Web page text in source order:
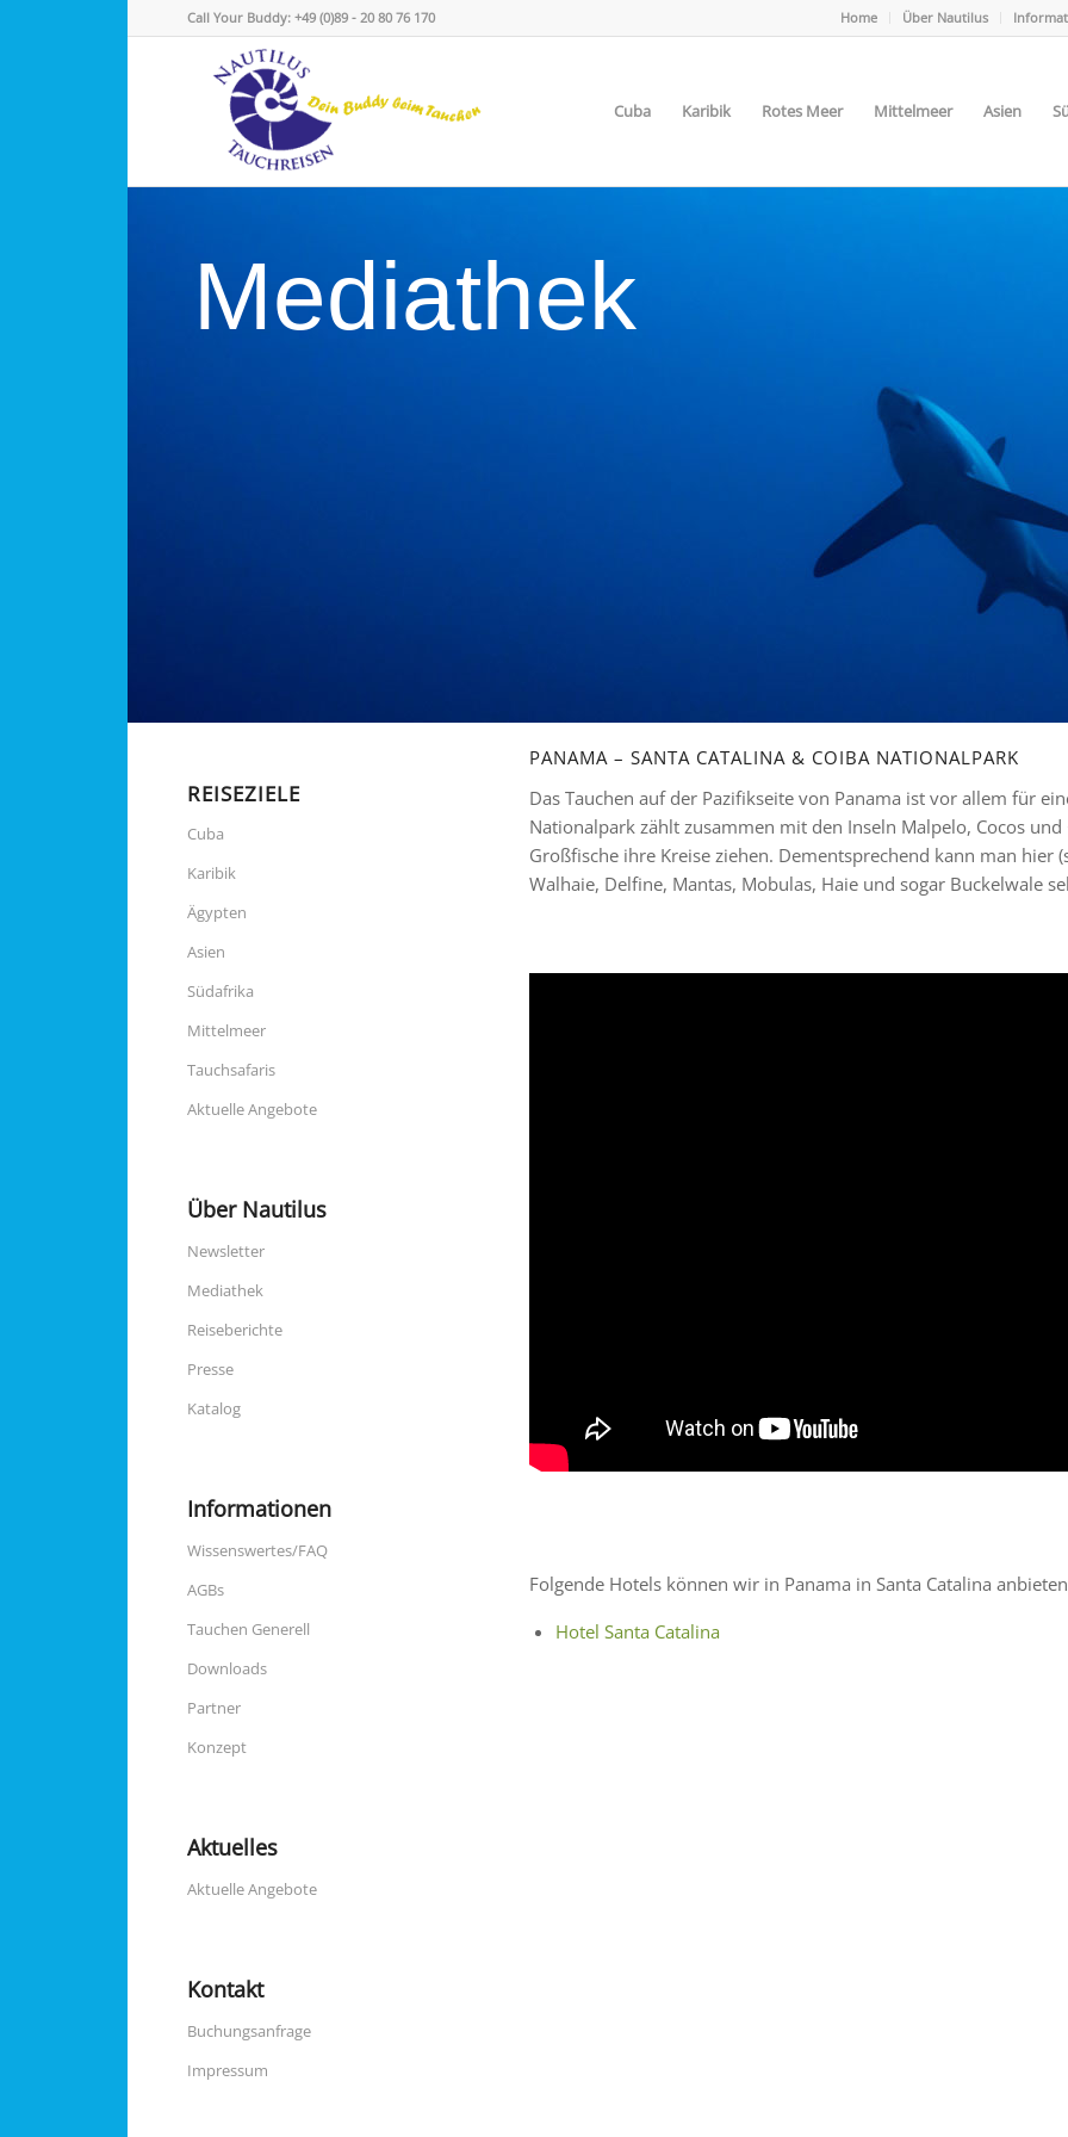
Home Über Nautilus
Call Your Buddy: +49 (0)89 - 20 80 76 170
Cuba Karibik Rotes Meer Mittelmeer Asien
Mediathek
PANAMA – SANTA CATALINA & COIBA NATIONALPARK
Das Tauchen auf der Pazifikseite von Panama ist vor allem für
Nationalpark zählt zusammen mit den Inseln Malpelo, Cocos
Großfische ihre Kreise ziehen. Dementsprechend kann man hier
Walhaie, Delfine, Mantas, Mobulas, Haie und sogar Buckelwale
Folgende Hotels können wir in Panama in Santa Catalina
Hotel Santa Catalina
REISEZIELE
Cuba
Karibik
Ägypten
Asien
Südafrika
Mittelmeer
Tauchsafaris
Aktuelle Angebote
Über Nautilus
Newsletter
Mediathek
Reiseberichte
Presse
Katalog
Informationen
Wissenswertes/FAQ
AGBs
Tauchen Generell
Downloads
Partner
Konzept
Aktuelles
Aktuelle Angebote
Kontakt
Buchungsanfrage
Impressum